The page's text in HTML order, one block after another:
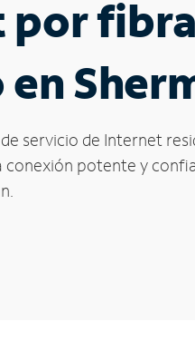
servicio de Internet
conexión potente y